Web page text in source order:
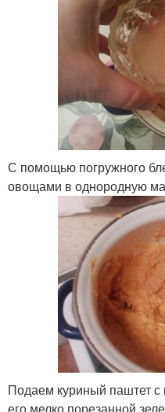
С помощью погружного
овощами в однородную
Подаем куриный паштет
его мелко порезанной